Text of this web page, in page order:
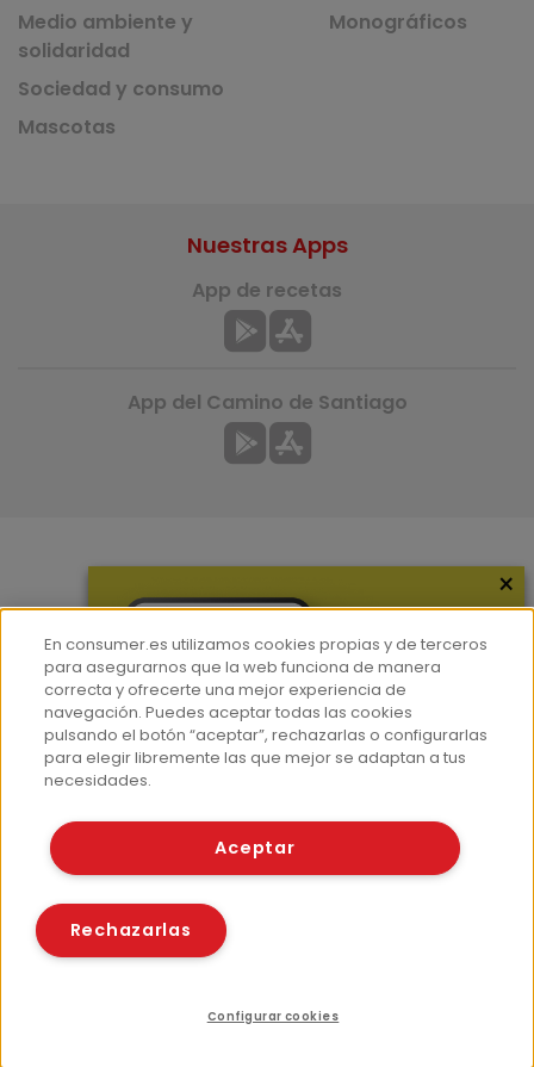
Medio ambiente y
solidaridad
Sociedad y consumo
Mascotas
Monográficos
Hemeroteca
Contacto
Prensa
Corpus Lingüístico Consumer
Nuestras Apps
App de recetas
App del Camino de Santiago
© Fundación EROSKI
Políticas de cookies
×
En consumer.es utilizamos cookies propias y de terceros
para asegurarnos que la web funciona de manera
correcta y ofrecerte una mejor experiencia de
navegación. Puedes aceptar todas las cookies
pulsando el botón “aceptar”, rechazarlas o configurarlas
para elegir libremente las que mejor se adaptan a tus
necesidades.
Aceptar
Rechazarlas
Configurar cookies